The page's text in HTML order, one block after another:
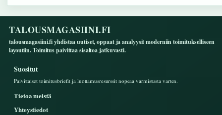
TALOUSMAGASIINI.FI
talousmagasiini.fi yhdistaa uutiset, oppaat ja analyysit moderniin toimitukselliseen
layoutiin. Toimitus paivittaa sisaltoa jatkuvasti.
Suositut
Paivittaiset toimitusbriefit ja luottamusresurssit nopeaa varmistusta varten.
Tietoa meistä
Yhteystiedot